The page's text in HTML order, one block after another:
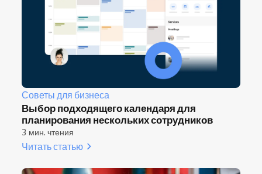
Советы для бизнеса
Выбор подходящего календаря для
планирования нескольких сотрудников
3 мин. чтения
Читать статью